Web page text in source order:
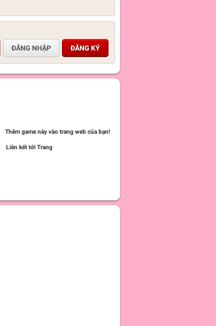
ĐĂNG NHẬP ĐĂNG KÝ
Thêm game này vào trang web của bạn!
Liên kết tới Trang